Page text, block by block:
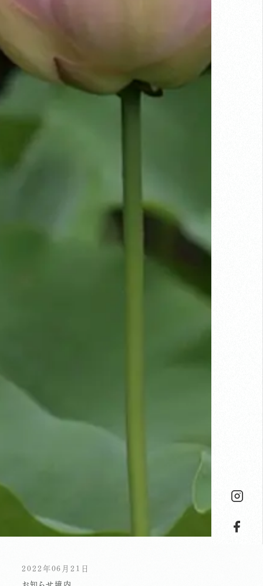
2022年06月21日